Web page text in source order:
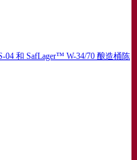
和 SafLager™ W-34/70 酿造桶陈